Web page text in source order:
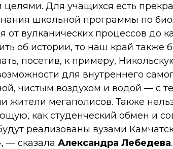
Для учащихся есть
школьной программы по
от вулканических процессов до
об истории, то наш край также
посетив, к примеру,
для внутреннего
чистым воздухом и водой — с
жители мегаполисов. Также
как студенческий обмен и
реализованы вузами
— сказала Александра Лебедева.